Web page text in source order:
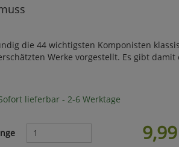
die 44 wichtigsten Komponisten
Werke vorgestellt. Es gibt damit
lieferbar - 2-6 Werktage
9,99